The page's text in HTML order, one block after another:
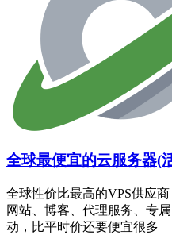
全球最便宜的云服务器(
全球性价比最高的VPS供应
网站、博客、代理服务、专
动，比平时价还要便宜很多